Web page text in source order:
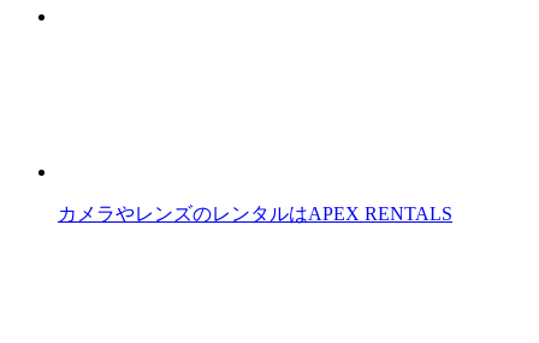
カメラやレンズのレンタルはAPEX RENTALS